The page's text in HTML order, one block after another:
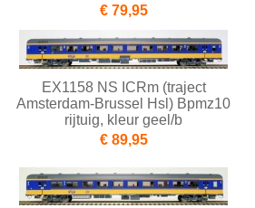
€ 79,95
EX1158 NS ICRm (traject
Amsterdam-Brussel Hsl) Bpmz10
rijtuig, kleur geel/b
€ 89,95